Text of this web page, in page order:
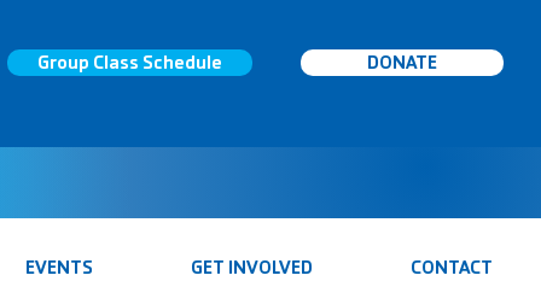
Group Class Schedule DONATE
EVENTS GET INVOLVED CONTACT